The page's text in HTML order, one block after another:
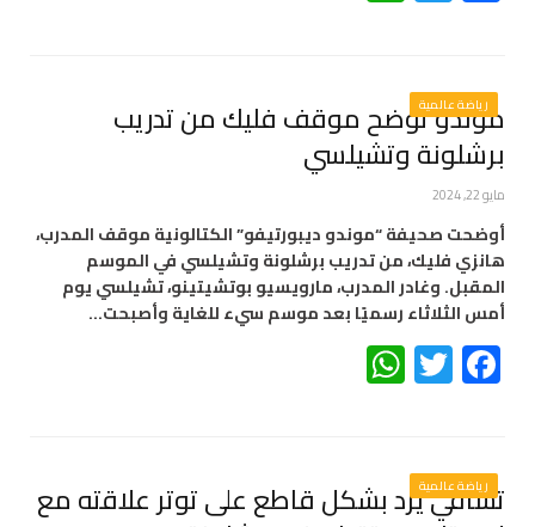
رياضة عالمية
موندو توضح موقف فليك من تدريب
برشلونة وتشيلسي
مايو 22, 2024
أوضحت صحيفة “موندو ديبورتيفو” الكتالونية موقف المدرب،
هانزي فليك، من تدريب برشلونة وتشيلسي في الموسم
المقبل. وغادر المدرب، مارويسيو بوتشيتينو، تشيلسي يوم
أمس الثلاثاء رسميًا بعد موسم سيء للغاية وأصبحت…
Facebook
Twitter
رياضة عالمية
تشافي يرد بشكل قاطع على توتر علاقته مع